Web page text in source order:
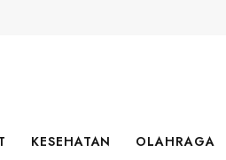
KESEHATAN OLAHRAGA